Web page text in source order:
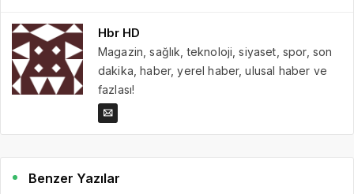
Hbr HD
Magazin, sağlık, teknoloji, siyaset, spor, son
dakika, haber, yerel haber, ulusal haber ve
fazlası!
Benzer Yazılar